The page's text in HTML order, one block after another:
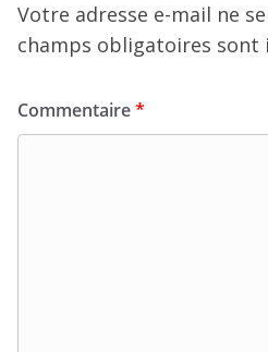
Votre adresse e-mail ne
champs obligatoires sont
Commentaire*